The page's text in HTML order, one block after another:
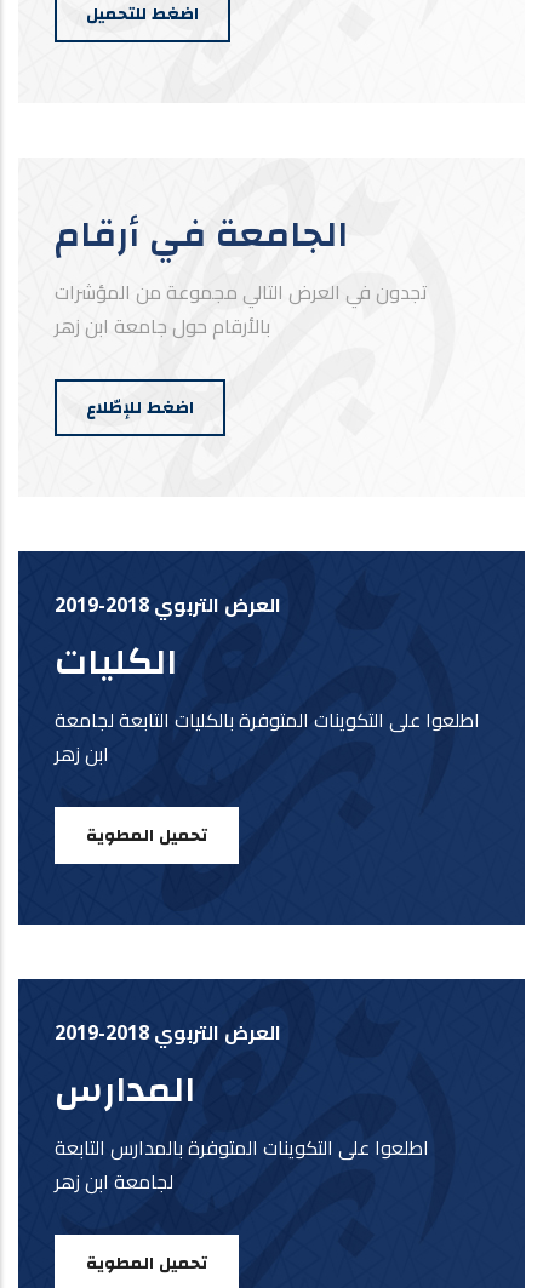
اضغط للتحميل
الجامعة في أرقام
تجدون في العرض التالي مجموعة من المؤشرات
بالأرقام حول جامعة ابن زهر
اضغط للإطّلاع
العرض التربوي 2018-2019
الكليات
اطلعوا على التكوينات المتوفرة بالكليات التابعة لجامعة
ابن زهر
تحميل المطوية
العرض التربوي 2018-2019
المدارس
اطلعوا على التكوينات المتوفرة بالمدارس التابعة
لجامعة ابن زهر
تحميل المطوية